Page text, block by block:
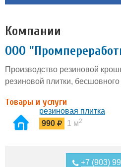
Компании
ООО
Производство резиновой
резиновой плитки,
Товары и услуги
резиновая плитка
990
1 м2
+7 (903)